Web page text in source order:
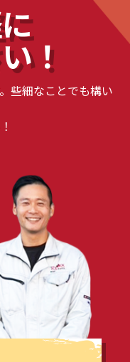
！
些細なことでも構い